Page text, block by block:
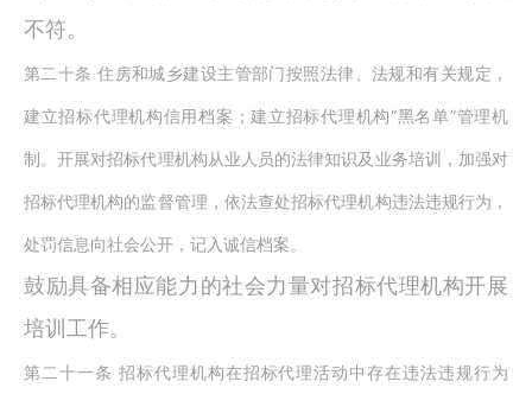
不符。
第二十条 住房和城乡建设主管部门按照法律、法规和有关规定，
建立招标代理机构信用档案；建立招标代理机构“黑名单”管理机
制。开展对招标代理机构从业人员的法律知识及业务培训，加强对
招标代理机构的监督管理，依法查处招标代理机构违法违规行为，
处罚信息向社会公开，记入诚信档案。
鼓励具备相应能力的社会力量对招标代理机构开展
培训工作。
第二十一条 招标代理机构在招标代理活动中存在违法违规行为